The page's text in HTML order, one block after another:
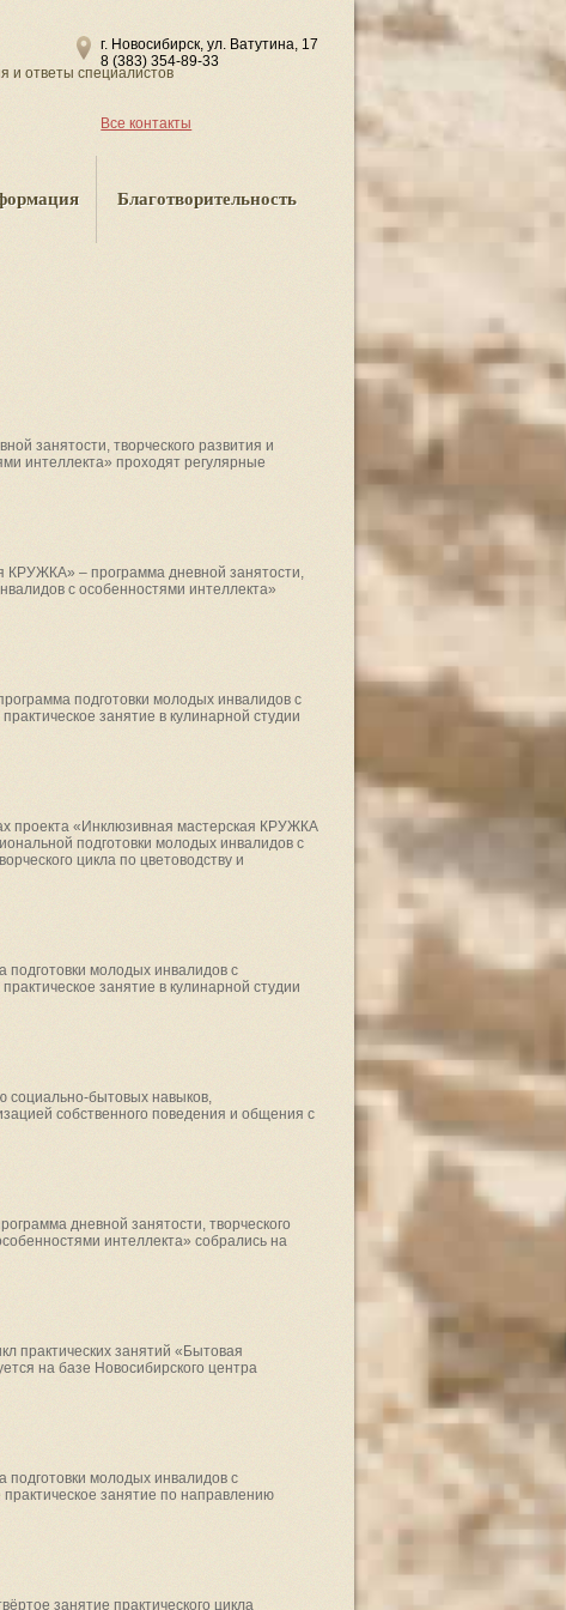
г. Новосибирск, ул. Ватутина, 17
8 (383) 354-89-33
Все контакты
и ответы специалистов
Благотворительность
занятости, творческого развития и
интеллекта» проходят регулярные
КРУЖКА» – программа дневной занятости,
с особенностями интеллекта»
подготовки молодых инвалидов с
занятие в кулинарной студии
проекта «Инклюзивная мастерская КРУЖКА
подготовки молодых инвалидов с
цикла по цветоводству и
подготовки молодых инвалидов с
занятие в кулинарной студии
социально-бытовых навыков,
собственного поведения и общения с
дневной занятости, творческого
интеллекта» собрались на
практических занятий «Бытовая
на базе Новосибирского центра
подготовки молодых инвалидов с
занятие по направлению
занятие практического цикла